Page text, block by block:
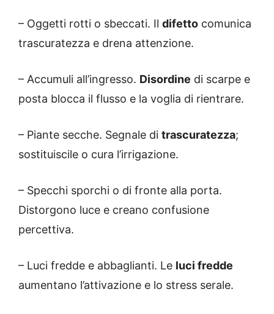
– Oggetti rotti o sbeccati. Il difetto comunica
trascuratezza e drena attenzione.
– Accumuli all’ingresso. Disordine di scarpe e
posta blocca il flusso e la voglia di rientrare.
– Piante secche. Segnale di trascuratezza;
sostituiscile o cura l’irrigazione.
– Specchi sporchi o di fronte alla porta.
Distorgono luce e creano confusione
percettiva.
– Luci fredde e abbaglianti. Le luci fredde
aumentano l’attivazione e lo stress serale.